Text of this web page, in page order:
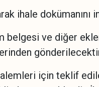
ihale dokümanını
ve diğer
için teklif